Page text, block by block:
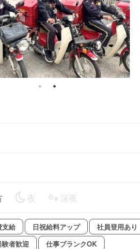
夜 深夜
支給 日祝給料アップ 社員登用あり
験者歓迎 仕事ブランクOK